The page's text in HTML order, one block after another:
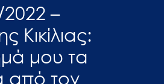
–
Κικίλιας:
μου τα
από τον